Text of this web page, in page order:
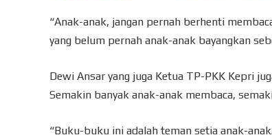
“Anak-anak, jangan pernah berhenti
yang belum pernah anak-anak bayangkan
Dewi Ansar yang juga Ketua TP-PKK Kepri
Semakin banyak anak-anak membaca,
“Buku-buku ini adalah teman setia anak-